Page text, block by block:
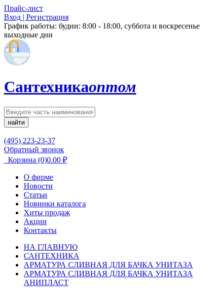
Прайс-лист
Вход | Регистрация
График работы: будни: 8:00 - 18:00, суббота и воскресенье
выходные дни
Сантехникаоптом
найти
(495) 223-23-37
Обратный звонок
Корзина (0)0.00 ₽
О фирме
Новости
Статьи
Новинки каталога
Хиты продаж
Акции
Контакты
НА ГЛАВНУЮ
САНТЕХНИКА
АРМАТУРА СЛИВНАЯ ДЛЯ БАЧКА УНИТАЗА
АРМАТУРА СЛИВНАЯ ДЛЯ БАЧКА УНИТАЗА
АНИПЛАСТ